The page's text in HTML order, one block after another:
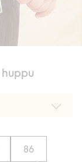
huppu
3-16.8. asti
tai tarjouksiin.
86